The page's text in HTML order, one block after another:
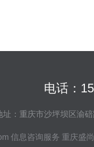
电话：
址：重庆市沙坪坝区渝
信息咨询服务 重庆盛